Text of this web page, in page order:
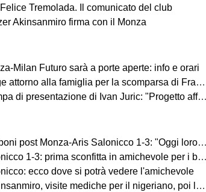
Felice Tremolada. Il comunicato del club
Akinsanmiro firma con il Monza
Milan Futuro sarà a porte aperte: info e orari
alla famiglia per la scomparsa di Franco Baresi
di presentazione di Ivan Juric: "Progetto affascinante"
Monza-Aris Salonicco 1-3: "Oggi loro più bravi di noi"
1-3: prima sconfitta in amichevole per i brianzoli
ecco dove si potrà vedere l'amichevole
visite mediche per il nigeriano, poi la firma